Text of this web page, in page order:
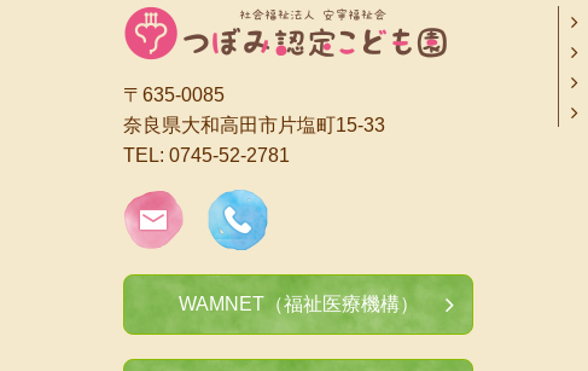
〒635-0085
奈良県大和高田市片塩町15-33
TEL: 0745-52-2781
WAMNET（福祉医療機構）